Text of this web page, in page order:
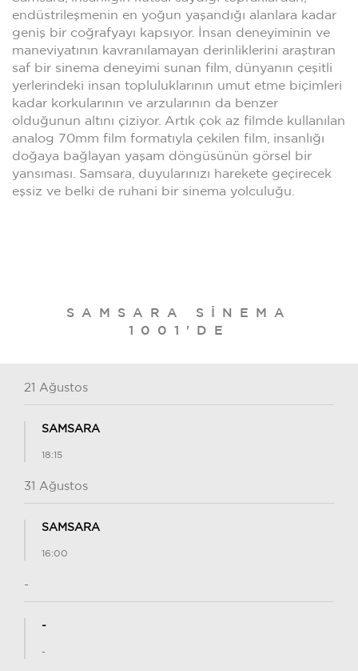
endüstrileşmenin en yoğun yaşandığı alanlara kadar
geniş bir coğrafyayı kapsıyor. İnsan deneyiminin ve
maneviyatının kavranılamayan derinliklerini araştıran
saf bir sinema deneyimi sunan film, dünyanın çeşitli
yerlerindeki insan topluluklarının umut etme biçimleri
kadar korkularının ve arzularının da benzer
olduğunun altını çiziyor. Artık çok az filmde kullanılan
analog 70mm film formatıyla çekilen film, insanlığı
doğaya bağlayan yaşam döngüsünün görsel bir
yansıması. Samsara, duyularınızı harekete geçirecek
eşsiz ve belki de ruhani bir sinema yolculuğu.
SAMSARA SINEMA
1001'DE
21 Ağustos
SAMSARA
18:15
31 Ağustos
SAMSARA
16:00
-
-
-